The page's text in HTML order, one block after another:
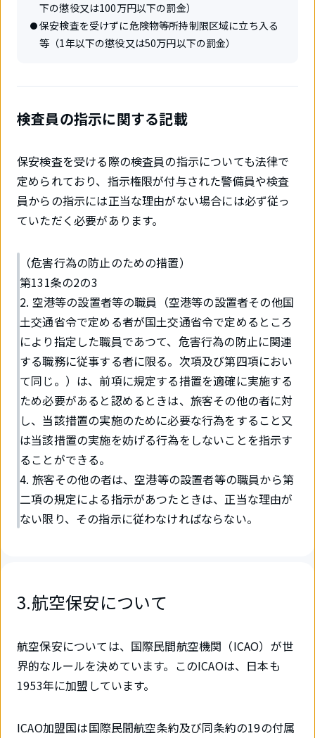
下の懲役又は100万円以下の罰金）
保安検査を受けずに危険物等所持制限区域に立ち入る
等（1年以下の懲役又は50万円以下の罰金）
検査員の指示に関する記載
保安検査を受ける際の検査員の指示についても法律で
定められており、指示権限が付与された警備員や検査
員からの指示には正当な理由がない場合には必ず従っ
ていただく必要があります。
（危害行為の防止のための措置）
第131条の2の3
2. 空港等の設置者等の職員（空港等の設置者その他国
土交通省令で定める者が国土交通省令で定めるところ
により指定した職員であつて、危害行為の防止に関連
する職務に従事する者に限る。次項及び第四項におい
て同じ。）は、前項に規定する措置を適確に実施する
ため必要があると認めるときは、旅客その他の者に対
し、当該措置の実施のために必要な行為をすること又
は当該措置の実施を妨げる行為をしないことを指示す
ることができる。
4. 旅客その他の者は、空港等の設置者等の職員から第
二項の規定による指示があつたときは、正当な理由が
ない限り、その指示に従わなければならない。
3.航空保安について
航空保安については、国際民間航空機関（ICAO）が世
界的なルールを決めています。このICAOは、日本も
1953年に加盟しています。
ICAO加盟国は国際民間航空条約及び同条約の19の付属